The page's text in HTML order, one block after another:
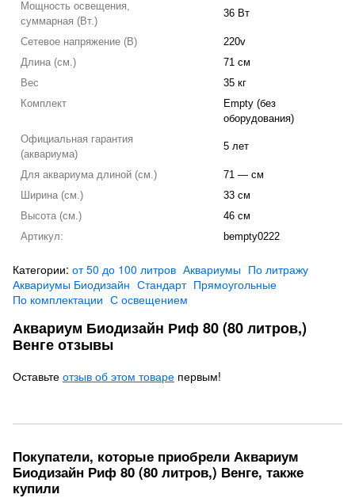
Мощность освещения,
суммарная (Вт.)
36 Вт
Сетевое напряжение (В)
220v
Длина (см.)
71 см
Вес
35 кг
Комплект
Empty (без
оборудования)
Официальная гарантия
(аквариума)
5 лет
Для аквариума длиной (см.)
71 — см
Ширина (см.)
33 см
Высота (см.)
46 см
Артикул:
bempty0222
Категории: от 50 до 100 литров Аквариумы По литражу
Аквариумы Биодизайн Стандарт Прямоугольные
По комплектации С освещением
Аквариум Биодизайн Риф 80 (80 литров,)
Венге отзывы
Оставьте отзыв об этом товаре первым!
Покупатели, которые приобрели Аквариум
Биодизайн Риф 80 (80 литров,) Венге, также
купили